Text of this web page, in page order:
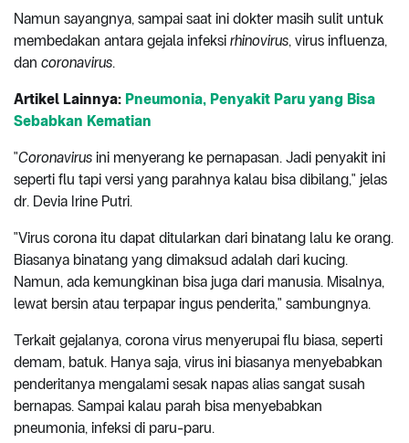
Namun sayangnya, sampai saat ini dokter masih sulit untuk
membedakan antara gejala infeksi rhinovirus, virus influenza,
dan coronavirus.
Artikel Lainnya: Pneumonia, Penyakit Paru yang Bisa
Sebabkan Kematian
"Coronavirus ini menyerang ke pernapasan. Jadi penyakit ini
seperti flu tapi versi yang parahnya kalau bisa dibilang," jelas
dr. Devia Irine Putri.
"Virus corona itu dapat ditularkan dari binatang lalu ke orang.
Biasanya binatang yang dimaksud adalah dari kucing.
Namun, ada kemungkinan bisa juga dari manusia. Misalnya,
lewat bersin atau terpapar ingus penderita," sambungnya.
Terkait gejalanya, corona virus menyerupai flu biasa, seperti
demam, batuk. Hanya saja, virus ini biasanya menyebabkan
penderitanya mengalami sesak napas alias sangat susah
bernapas. Sampai kalau parah bisa menyebabkan
pneumonia, infeksi di paru-paru.